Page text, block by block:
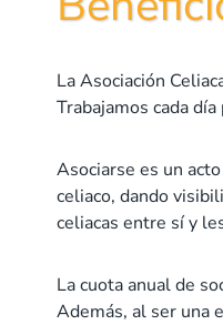
La Asociación
Trabajamos cada
Asociarse es un
celiaco, dando
celiacas entre sí y
La cuota anual de
Además, al ser una